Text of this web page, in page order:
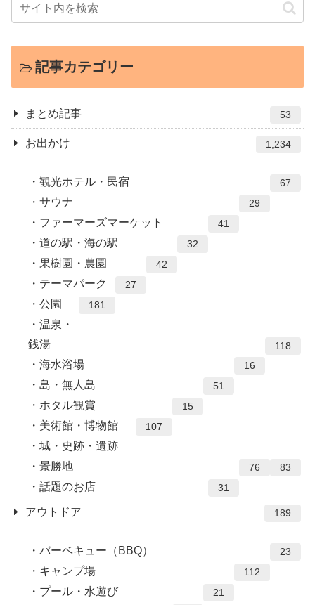
記事カテゴリー
まとめ記事 53
お出かけ 1,234
観光ホテル・民宿 67
サウナ 29
ファーマーズマーケット 41
道の駅・海の駅 32
果樹園・農園 42
テーマパーク 27
公園 181
温泉・
銭湯
118
海水浴場 16
島・無人島 51
ホタル観賞 15
美術館・博物館 107
城・史跡・遺跡
83
景勝地 76
話題のお店 31
アウトドア 189
バーベキュー（BBQ） 23
キャンプ場 112
プール・水遊び 21